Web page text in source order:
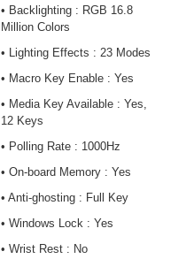
• Backlighting : RGB 16.8
Million Colors
• Lighting Effects : 23 Modes
• Macro Key Enable : Yes
• Media Key Available : Yes,
12 Keys
• Polling Rate : 1000Hz
• On-board Memory : Yes
• Anti-ghosting : Full Key
• Windows Lock : Yes
• Wrist Rest : No